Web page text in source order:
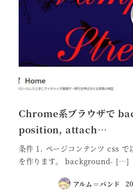
Chrome系ブラウザで
position, attach…
条件 1. ページコンテンツ css で
を作ります。 background- […]
アルム＝バンド